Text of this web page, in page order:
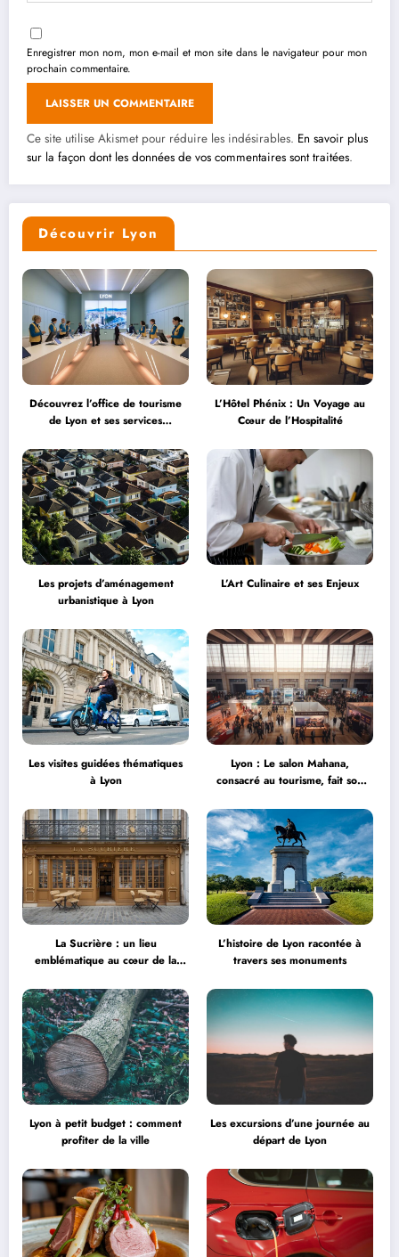
Enregistrer mon nom, mon e-mail et mon site dans le navigateur pour mon
prochain commentaire.
Ce site utilise Akismet pour réduire les indésirables. En savoir plus
sur la façon dont les données de vos commentaires sont traitées.
Découvrir Lyon
Découvrez l’office de tourisme
de Lyon et ses services
L’Hôtel Phénix : Un Voyage au
Cœur de l’Hospitalité
Les projets d’aménagement
urbanistique à Lyon
L’Art Culinaire et ses Enjeux
Les visites guidées thématiques
à Lyon
Lyon : Le salon Mahana,
consacré au tourisme, fait son
Garnier
La Sucrière : un lieu
emblématique au cœur de la
L’histoire de Lyon racontée à
travers ses monuments
Lyon à petit budget : comment
profiter de la ville
Les excursions d’une journée au
départ de Lyon